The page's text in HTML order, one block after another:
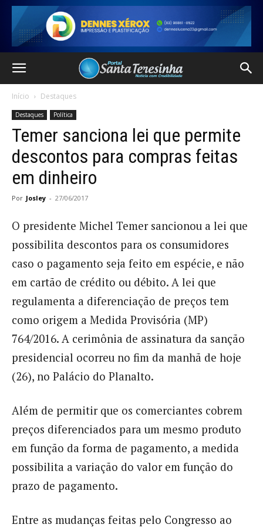
Início Destaques
Destaques Política
Temer sanciona lei que permite
descontos para compras feitas
em dinheiro
Por Josley - 27/06/2017
O presidente Michel Temer sancionou a lei que
possibilita descontos para os consumidores
caso o pagamento seja feito em espécie, e não
em cartão de crédito ou débito. A lei que
regulamenta a diferenciação de preços tem
como origem a Medida Provisória (MP)
764/2016. A cerimônia de assinatura da sanção
presidencial ocorreu no fim da manhã de hoje
(26), no Palácio do Planalto.
Além de permitir que os comerciantes cobrem
preços diferenciados para um mesmo produto
em função da forma de pagamento, a medida
possibilita a variação do valor em função do
prazo de pagamento.
Entre as mudanças feitas pelo Congresso ao